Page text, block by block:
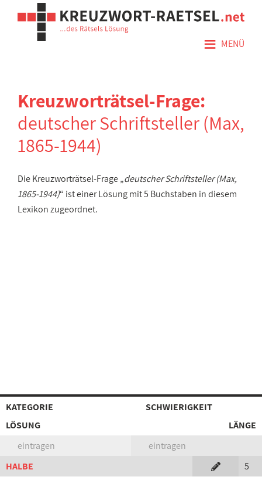
≡ MENÜ
Kreuzworträtsel-Frage:
deutscher Schriftsteller (Max,
1865-1944)
Die Kreuzworträtsel-Frage „deutscher Schriftsteller (Max,
1865-1944)“ ist einer Lösung mit 5 Buchstaben in diesem
Lexikon zugeordnet.
KATEGORIE
SCHWIERIGKEIT
LÖSUNG
LÄNGE
eintragen
eintragen
HALBE
5